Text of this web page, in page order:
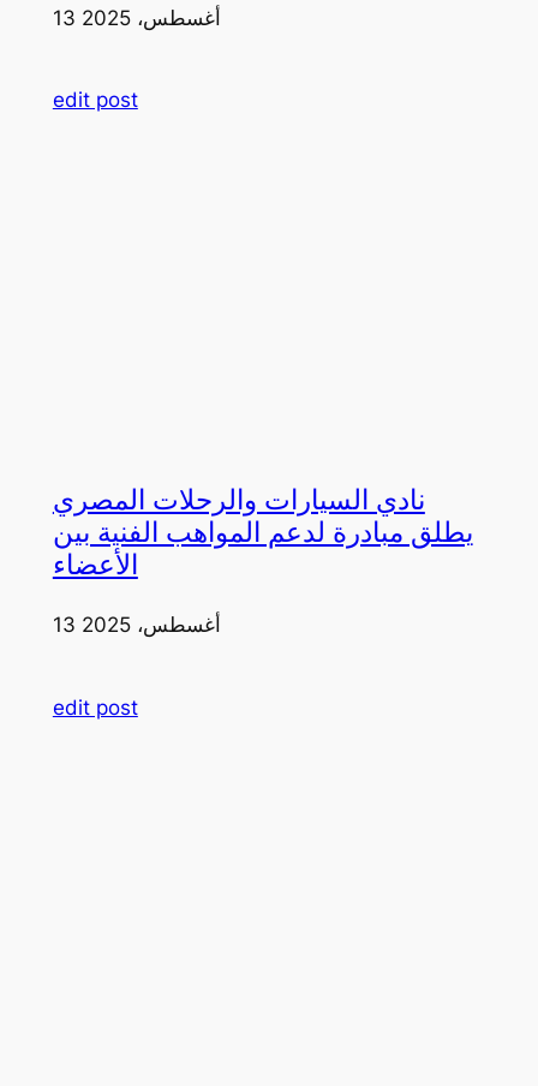
13 أغسطس، 2025
edit post
نادي السيارات والرحلات المصري
يطلق مبادرة لدعم المواهب الفنية بين
الأعضاء
13 أغسطس، 2025
edit post